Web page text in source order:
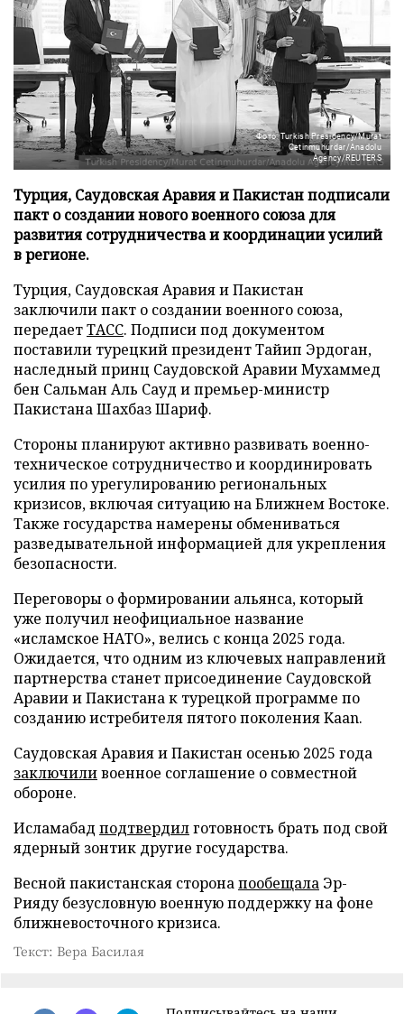
Фото: Turkish Presidency/Murat
Cetinmuhurdar/Anadolu
Agency/REUTERS
Турция, Саудовская Аравия и Пакистан подписали
пакт о создании нового военного союза для
развития сотрудничества и координации усилий
в регионе.
Турция, Саудовская Аравия и Пакистан
заключили пакт о создании военного союза,
передаетТАСС. Подписи под документом
поставили турецкий президент Тайип Эрдоган,
наследный принц Саудовской Аравии Мухаммед
бен Сальман Аль Сауд и премьер-министр
Пакистана Шахбаз Шариф.
Стороны планируют активно развивать военно-
техническое сотрудничество и координировать
усилия по урегулированию региональных
кризисов, включая ситуацию на Ближнем Востоке.
Также государства намерены обмениваться
разведывательной информацией для укрепления
безопасности.
Переговоры о формировании альянса, который
уже получил неофициальное название
«исламское НАТО», велись с конца 2025 года.
Ожидается, что одним из ключевых направлений
партнерства станет присоединение Саудовской
Аравии и Пакистана к турецкой программе по
созданию истребителя пятого поколения Kaan.
Саудовская Аравия и Пакистан осенью 2025 года
заключиливоенное соглашение о совместной
обороне.
Исламабад подтвердилготовность брать под свой
ядерный зонтик другие государства.
Весной пакистанская сторонапообещала Эр-
Рияду безусловную военную поддержку на фоне
ближневосточного кризиса.
Текст: Вера Басилая